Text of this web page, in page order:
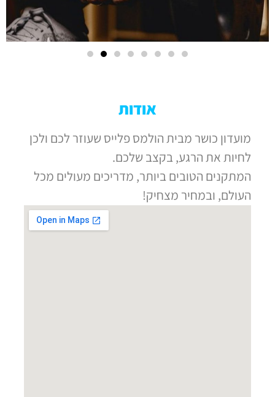
אודות
מועדון כושר מבית הולמס פלייס שעוזר לכם ולכן
לחיות את הרגע, בקצב שלכם.
המתקנים הטובים ביותר, מדריכים מעולים מכל
העולם, ובמחיר מצחיק!